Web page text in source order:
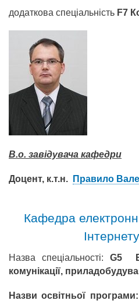
додаткова спеціальність F7
В.о. завідувача кафедри
Доцент, к.т.н. Правило
Кафедра
Назва спеціальності:G5
комунікації,
Назви освітньої програми: